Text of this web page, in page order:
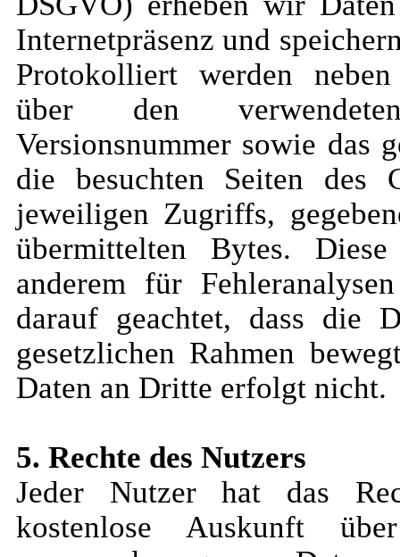
Internetpräsenz und
Protokolliert werden
über den
Versionsnummer sowie das
die besuchten Seiten des
jeweiligen Zugriffs,
übermittelten Bytes.
anderem für
darauf geachtet, dass die
gesetzlichen Rahmen
Daten an Dritte erfolgt nicht.
5. Rechte des Nutzers
Jeder Nutzer hat das
kostenlose Auskunft